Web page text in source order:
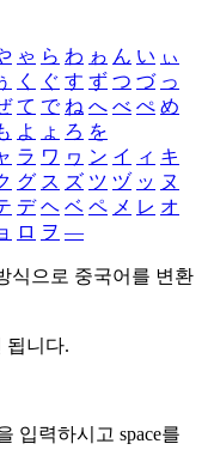
ゃ ら わ ゎ ん い ぃ
く ぐ す ず つ づ っ
て で ね へ べ ぺ め
よ ょ ろ を
ラ ワ ヮ ン イ ィ キ
グ ス ズ ツ ヅ ッ ヌ
デ ヘ ベ ペ メ レ オ
ロ ヲ ―
식으로 중국어를 변환
됩니다.
입력하시고 space를